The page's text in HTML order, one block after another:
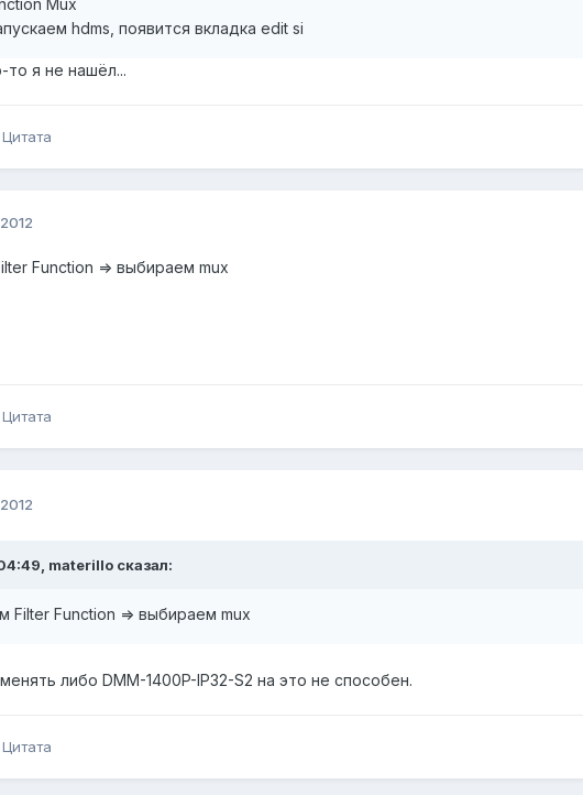
Mux
hdms, появится вкладка edit si
то я не нашёл...
Цитата
Function => выбираем mux
Цитата
materillo сказал:
Filter Function => выбираем mux
либо DMM-1400P-IP32-S2 на это не способен.
Цитата